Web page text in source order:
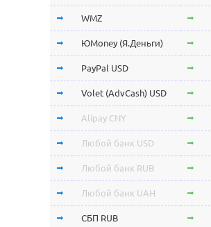
WMZ
ЮMoney (Я.Деньги)
PayPal USD
Volet (AdvCash) USD
Alipay CNY
Любой банк USD
Любой банк RUB
Любой банк UAH
СБП RUB